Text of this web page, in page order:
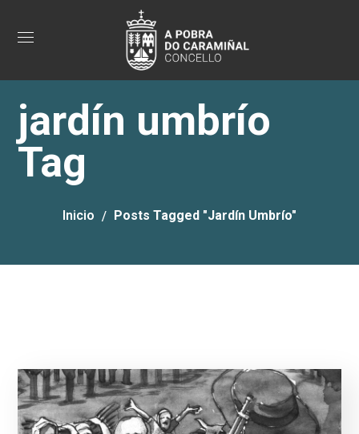
jardín umbrío
Tag
Inicio Posts Tagged "jardín Umbrío"